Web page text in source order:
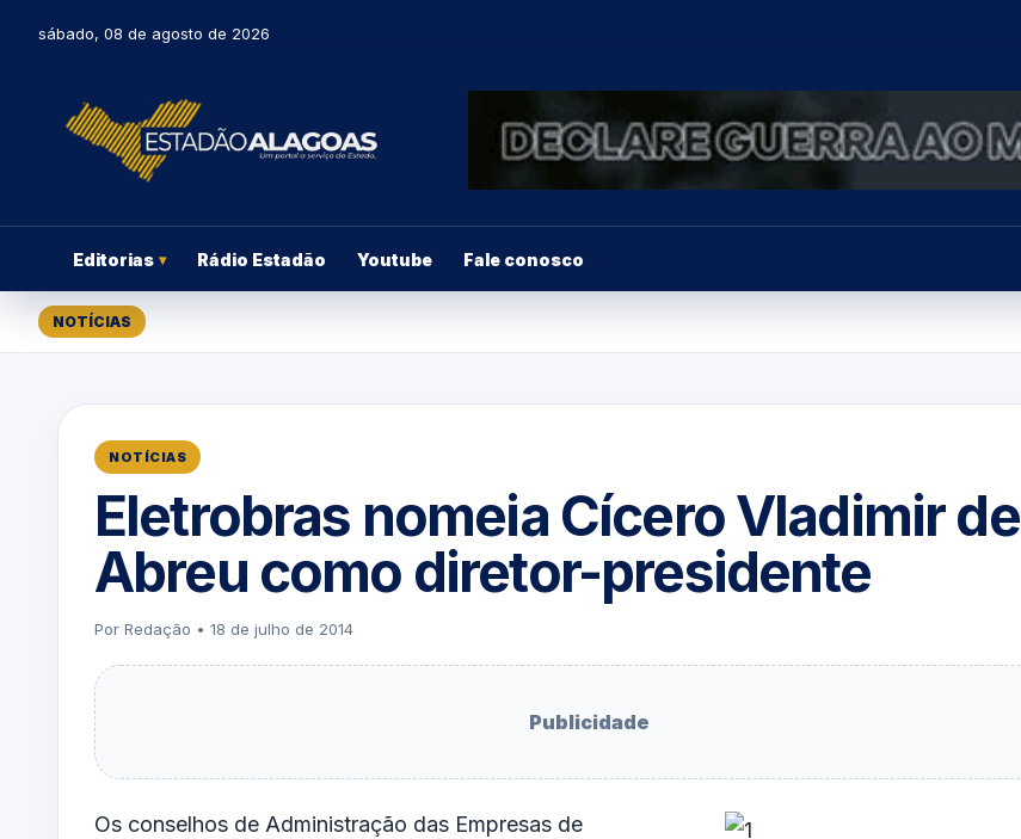
sábado, 08 de agosto de 2026
Editorias ▾ Rádio Estadão Youtube Fale conosco
NOTÍCIAS
NOTÍCIAS
Eletrobras nomeia Cícero Vladimir de
Abreu como diretor-presidente
Por Redação • 18 de julho de 2014
Publicidade
Os conselhos de Administração das Empresas de